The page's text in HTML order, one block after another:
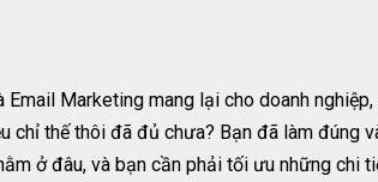
Marketing mang lại cho doanh
chỉ thế thôi đã đủ chưa? Bạn đã làm đúng
ở đâu, và bạn cần phải tối ưu những chi